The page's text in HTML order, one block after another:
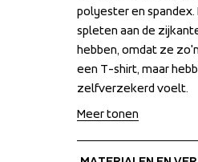
polyester en
spleten aan de
hebben, omdat ze
een T-shirt, maar
zelfverzekerd voelt.
polyester en
spleten aan de
hebben, omdat ze
een T-shirt, maar
zelfverzekerd voelt.
Meer tonen